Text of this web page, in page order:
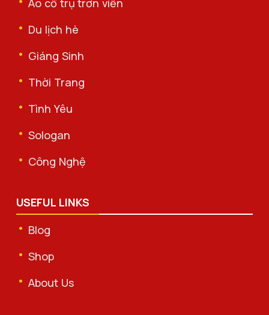
Áo cổ trụ trơn viền
Du lịch hè
Giáng Sinh
Thời Trang
Tình Yêu
Sologan
Công Nghệ
USEFUL LINKS
Blog
Shop
About Us